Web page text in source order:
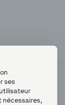
ses
nécessaires,